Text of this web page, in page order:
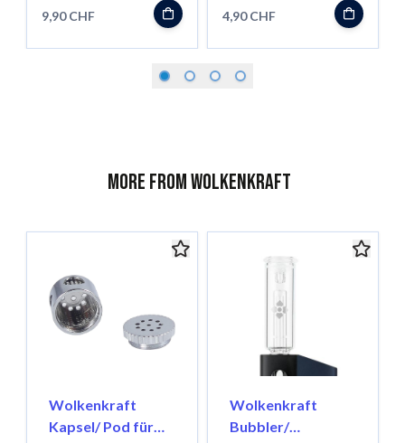
9,90 CHF 4,90 CHF
More from Wolkenkraft
Wolkenkraft
Kapsel/ Pod für
Wolkenkraft
Bubbler/